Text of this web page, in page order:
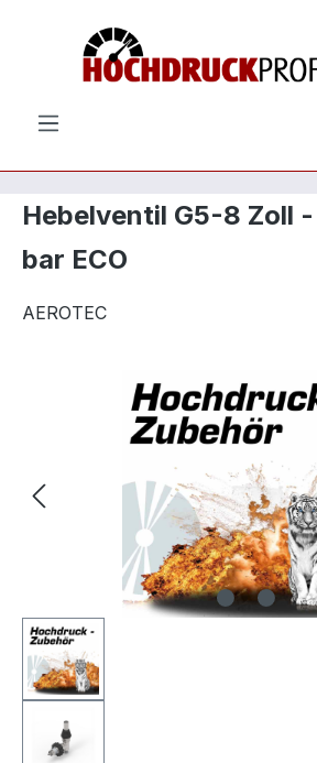
Zum Hauptinhalt springen
Hebelventil G5-8 Zoll
bar ECO
AEROTEC
Bildergalerie überspringen